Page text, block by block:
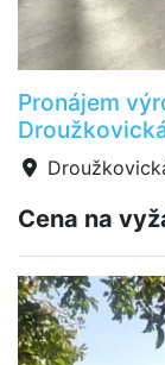
Pronájem
Cena na